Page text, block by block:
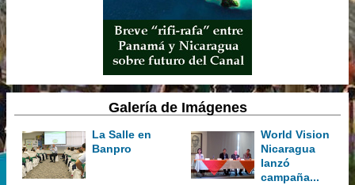
Galería de Imágenes
La Salle en
Banpro
World Vision
Nicaragua
lanzó
campaña...